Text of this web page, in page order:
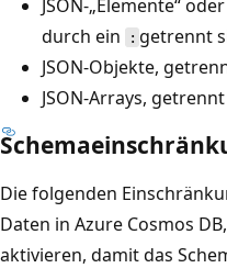
JSON-„Elemente“
durch ein
: getrennt
JSON-Objekte,
JSON-Arrays,
Die folgenden
Daten in Azure Cosmos
aktivieren, damit das